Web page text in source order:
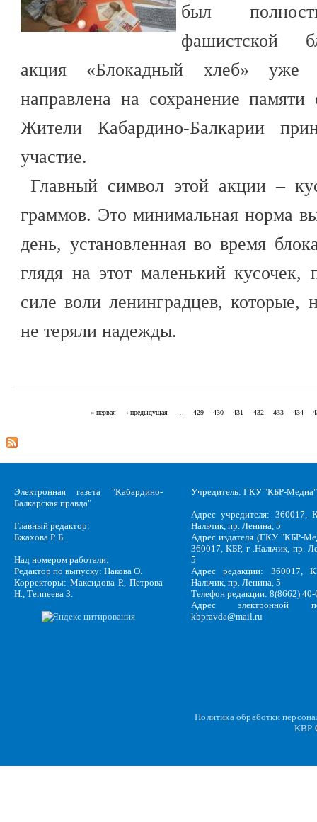
был
фашистской
акция «Блокадный хлеб» уже
направлена на сохранение
Жители Кабардино-Балкарии
участие.
Главный символ этой акции –
граммов. Это минимальная норма
день, установленная во время
глядя на этот маленький кусочек,
силе воли ленинградцев, которые,
не теряли надежды.
« первая ‹ предыдущая … 429 430 431 432 433 434
Электронная газета "Кабардино-
Балкарская правда"
Главный редактор:
Бжахова Р. Б.
Над номером работали:
Редактор по выпуску: Накова О.
Корректоры: Максидова Р., Петрова
Н., Теппеева З.
Учредитель: ГКУ "КБР-Медиа"
Адрес учредителя: 360017,
Нальчик, пр. Ленина, 5
Адрес издателя (ГКУ "КБР-
360017, КБР, г .Нальчик, пр.
5
Адрес редакции: 360017,
Нальчик, пр. Ленина, 5
Телефон редакции: 8(8662)
Адрес электронной
kbpravda@mail.ru
Политика обработки
KBP